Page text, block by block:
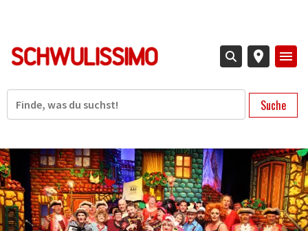
Suche